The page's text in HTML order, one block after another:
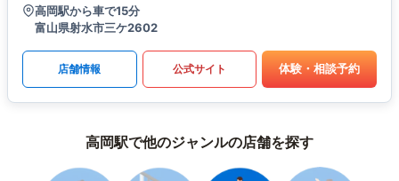
高岡駅から車で15分
富山県射水市三ケ2602
店舗情報 公式サイト 体験・相談予約
高岡駅で他のジャンルの店舗を探す